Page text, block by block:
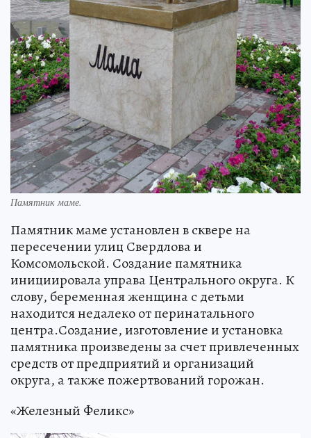
Памятник маме.
Памятник маме установлен в сквере на
пересечении улиц Свердлова и
Комсомольской. Создание памятника
инициировала управа Центрального округа. К
слову, беременная женщина с детьми
находится недалеко от перинатального
центра.Создание, изготовление и установка
памятника произведены за счет привлеченных
средств от предприятий и организаций
округа, а также пожертвований горожан.
«Железный Феликс»